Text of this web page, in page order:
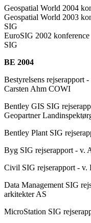
Geospatial World 2004
Geospatial World 2003
SIG
EuroSIG 2002
SIG
BE 2004
Bestyrelsens rejserapport
Carsten Ahm COWI
Bentley GIS SIG
Geopartner
Bentley Plant SIG
Byg SIG rejserapport - v.
Civil SIG rejserapport - v.
Data Management SIG
arkitekter AS
MicroStation SIG